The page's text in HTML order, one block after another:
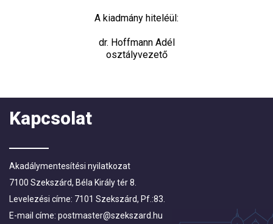
A kiadmány hiteléül:
dr. Hoffmann Adél
osztályvezető
Kapcsolat
Akadálymentesítési nyilatkozat
7100 Szekszárd, Béla Király tér 8.
Levelezési címe: 7101 Szekszárd, Pf.:83.
E-mail címe: postmaster@szekszard.hu